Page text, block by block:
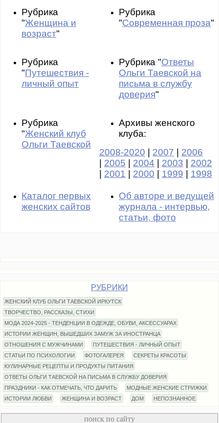
Рубрика
"Женщина и
возраст"
Рубрика
"Современная проза"
Рубрика
"Путешествия -
личный опыт
Рубрика "Ответы
Ольги Таевской на
письма в службу
доверия"
Рубрика
"Женский клуб
Ольги Таевской
Архивы женского
клуба:
2008-2020
2007
2006
2005 2004 2003
2002
2001 2000 1999 1998
Каталог первых
женских сайтов
Об авторе и ведущей
журнала - интервью,
статьи, фото
РУБРИКИ
ЖЕНСКИЙ КЛУБ ОЛЬГИ ТАЕВСКОЙ ИРКУТСК
ТВОРЧЕСТВО, РАССКАЗЫ, СТИХИ
МОДА 2024-2025 - ТЕНДЕНЦИИ В ОДЕЖДЕ, ОБУВИ, АКСЕССУАРАХ
ИСТОРИИ ЖЕНЩИН, ВЫШЕДШИХ ЗАМУЖ ЗА ИНОСТРАНЦА
ОТНОШЕНИЯ С МУЖЧИНАМИ
ПУТЕШЕСТВИЯ - ЛИЧНЫЙ ОПЫТ
СТАТЬИ ПО ПСИХОЛОГИИ
ФОТОГАЛЕРЕЯ
СЕКРЕТЫ КРАСОТЫ
КУЛИНАРНЫЕ РЕЦЕПТЫ И ПРОДУКТЫ ПИТАНИЯ
ОТВЕТЫ ОЛЬГИ ТАЕВСКОЙ НА ПИСЬМА В СЛУЖБУ ДОВЕРИЯ
ПРАЗДНИКИ - КАК ОТМЕЧАТЬ, ЧТО ДАРИТЬ
МОДНЫЕ ЖЕНСКИЕ СТРИЖКИ
ИСТОРИИ ЛЮБВИ
ЖЕНЩИНА И ВОЗРАСТ ДОМ НЕПОЗНАННОЕ